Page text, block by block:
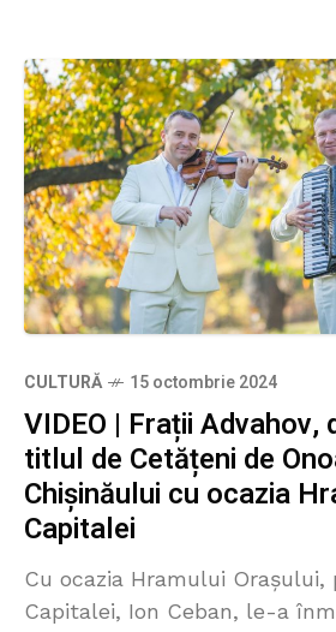
CULTURĂ 15 octombrie 2024
VIDEO | Frații Advahov,
titlul de Cetățeni de
Chișinăului cu ocazia
Capitalei
Cu ocazia Hramului Orașului,
Capitalei, Ion Ceban, le-a